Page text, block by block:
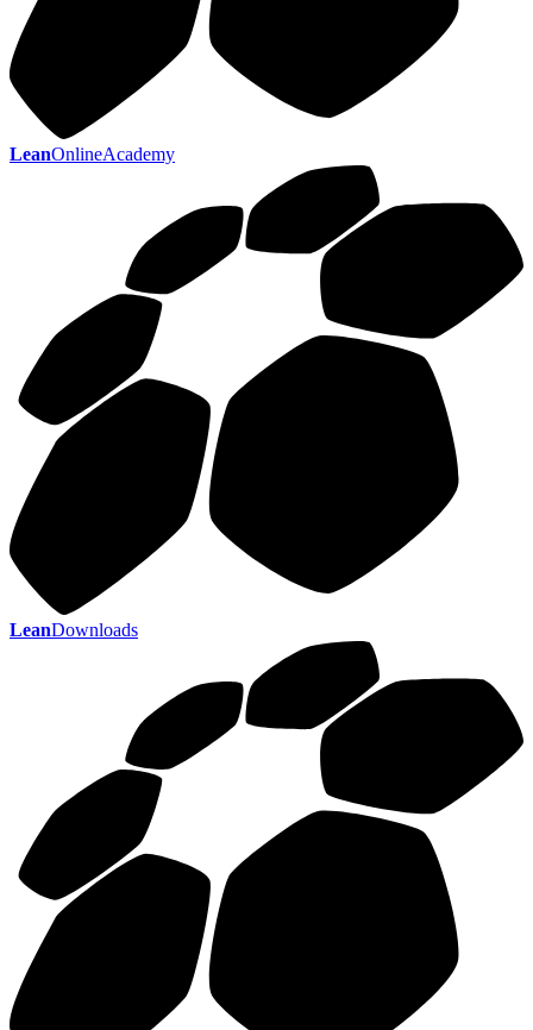
LeanOnlineAcademy
LeanDownloads